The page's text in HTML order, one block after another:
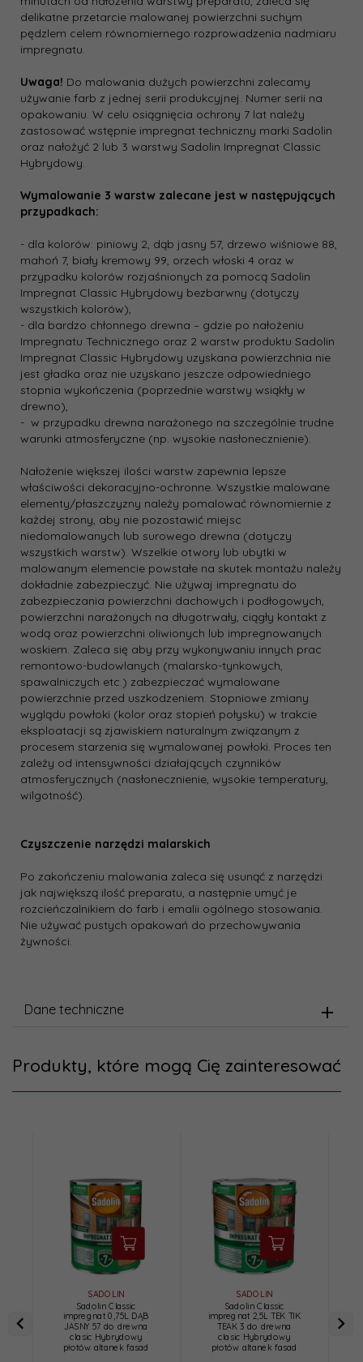
delikatne przetarcie malowanej powierzchni suchym
pędzlem celem równomiernego rozprowadzenia nadmiaru
impregnatu.
Uwaga! Do malowania dużych powierzchni zalecamy
używanie farb z jednej serii produkcyjnej. Numer serii na
opakowaniu. W celu osiągnięcia ochrony 7 lat należy
zastosować wstępnie impregnat techniczny marki Sadolin
oraz nałożyć 2 lub 3 warstwy Sadolin Impregnat Classic
Hybrydowy.
Wymalowanie 3 warstw zalecane jest w następujących
przypadkach:
- dla kolorów: piniowy 2, dąb jasny 57, drzewo wiśniowe 88,
mahoń 7, biały kremowy 99, orzech włoski 4 oraz w
przypadku kolorów rozjaśnionych za pomocą Sadolin
Impregnat Classic Hybrydowy bezbarwny (dotyczy
wszystkich kolorów),
- dla bardzo chłonnego drewna – gdzie po nałożeniu
Impregnatu Technicznego oraz 2 warstw produktu Sadolin
Impregnat Classic Hybrydowy uzyskana powierzchnia nie
jest gładka oraz nie uzyskano jeszcze odpowiedniego
stopnia wykończenia (poprzednie warstwy wsiąkły w
drewno),
- w przypadku drewna narażonego na szczególnie trudne
warunki atmosferyczne (np. wysokie nasłonecznienie).
Nałożenie większej ilości warstw zapewnia lepsze
właściwości dekoracyjno-ochronne. Wszystkie malowane
elementy/płaszczyzny należy pomalować równomiernie z
każdej strony, aby nie pozostawić miejsc
niedomalowanych lub surowego drewna (dotyczy
wszystkich warstw). Wszelkie otwory lub ubytki w
malowanym elemencie powstałe na skutek montażu należy
dokładnie zabezpieczyć. Nie używaj impregnatu do
zabezpieczania powierzchni dachowych i podłogowych,
powierzchni narażonych na długotrwały, ciągły kontakt z
wodą oraz powierzchni oliwionych lub impregnowanych
woskiem. Zaleca się aby przy wykonywaniu innych prac
remontowo-budowlanych (malarsko-tynkowych,
spawalniczych etc.) zabezpieczać wymalowane
powierzchnie przed uszkodzeniem. Stopniowe zmiany
wyglądu powłoki (kolor oraz stopień połysku) w trakcie
eksploatacji są zjawiskiem naturalnym związanym z
procesem starzenia się wymalowanej powłoki. Proces ten
zależy od intensywności działających czynników
atmosferycznych (nasłonecznienie, wysokie temperatury,
wilgotność).
Czyszczenie narzędzi malarskich
Po zakończeniu malowania zaleca się usunąć z narzędzi
jak największą ilość preparatu, a następnie umyć je
rozcieńczalnikiem do farb i emalii ogólnego stosowania.
Nie używać pustych opakowań do przechowywania
żywności.
Dane techniczne
Produkty, które mogą Cię zainteresować
SADOLIN
Sadolin Classic
impregnat 0,75L DĄB
JASNY 57 do drewna
clasic Hybrydowy
płotów altanek fasad
SADOLIN
Sadolin Classic
impregnat 2,5L TEK TIK
TEAK 3 do drewna
clasic Hybrydowy
płotów altanek fasad